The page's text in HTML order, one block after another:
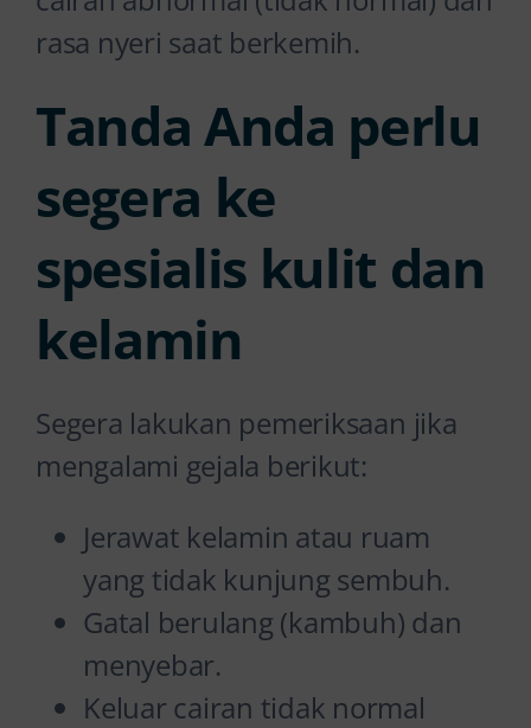
rasa nyeri saat berkemih.
Tanda Anda perlu
segera ke
spesialis kulit dan
kelamin
Segera lakukan pemeriksaan jika
mengalami gejala berikut:
Jerawat kelamin atau ruam
yang tidak kunjung sembuh.
Gatal berulang (kambuh) dan
menyebar.
Keluar cairan tidak normal